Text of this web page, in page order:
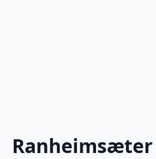
Ranheimsæter